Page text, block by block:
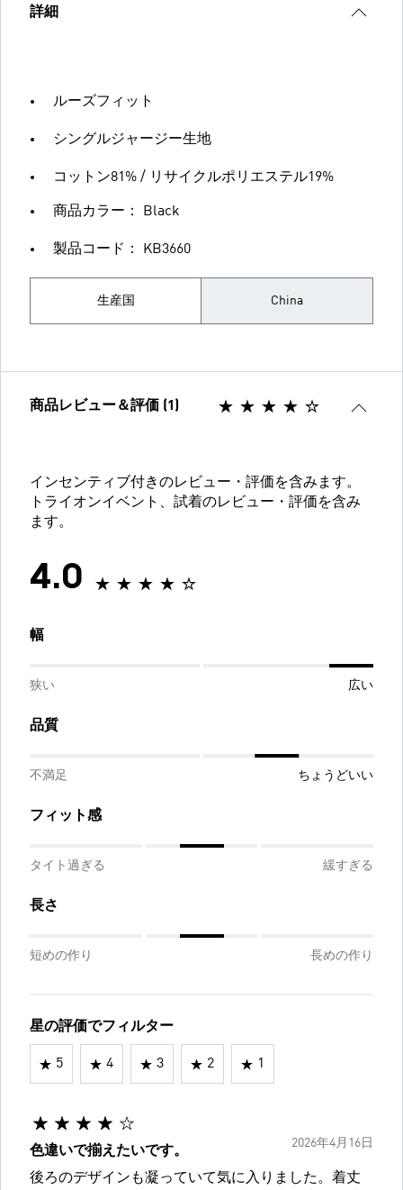
詳細
ルーズフィット
シングルジャージー生地
コットン81% / リサイクルポリエステル19%
商品カラー： Black
製品コード： KB3660
生産国 China
商品レビュー＆評価 (1)
インセンティブ付きのレビュー・評価を含みます。
トライオンイベント、試着のレビュー・評価を含み
ます。
4.0
幅
狭い 広い
品質
不満足 ちょうどいい
フィット感
タイト過ぎる 緩すぎる
長さ
短めの作り 長めの作り
星の評価でフィルター
5 4 3 2 1
2026年4月16日
色違いで揃えたいです。
後ろのデザインも凝っていて気に入りました。着丈